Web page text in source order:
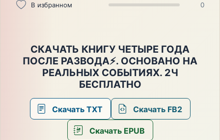
В избранном 0
СКАЧАТЬ КНИГУ ЧЕТЫРЕ ГОДА
ПОСЛЕ РАЗВОДА️⚡️. ОСНОВАНО НА
РЕАЛЬНЫХ СОБЫТИЯХ. 2Ч
БЕСПЛАТНО
Скачать TXT Скачать FB2
Скачать EPUB